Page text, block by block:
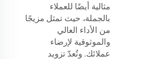
مثالية أيضًا للعملاء
بالجملة، حيث تمثل مزيجًا
من الأداء العالي
والموثوقية لإرضاء
عملائك. وتُعدّ تزويد